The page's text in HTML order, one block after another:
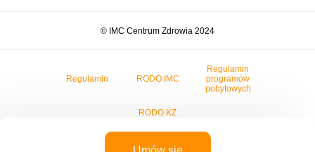
© IMC Centrum Zdrowia 2024
Regulamin RODO IMC
Regulamin
programów
pobytowych
RODO KZ